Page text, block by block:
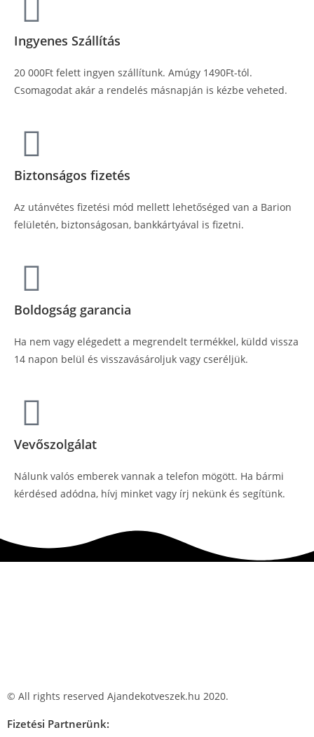
Ingyenes Szállítás
20 000Ft felett ingyen szállítunk. Amúgy 1490Ft-tól.
Csomagodat akár a rendelés másnapján is kézbe veheted.
Biztonságos fizetés
Az utánvétes fizetési mód mellett lehetőséged van a Barion
felületén, biztonságosan, bankkártyával is fizetni.
Boldogság garancia
Ha nem vagy elégedett a megrendelt termékkel, küldd vissza
14 napon belül és visszavásároljuk vagy cseréljük.
Vevőszolgálat
Nálunk valós emberek vannak a telefon mögött. Ha bármi
kérdésed adódna, hívj minket vagy írj nekünk és segítünk.
© All rights reserved Ajandekotveszek.hu 2020.
Fizetési Partnerünk: